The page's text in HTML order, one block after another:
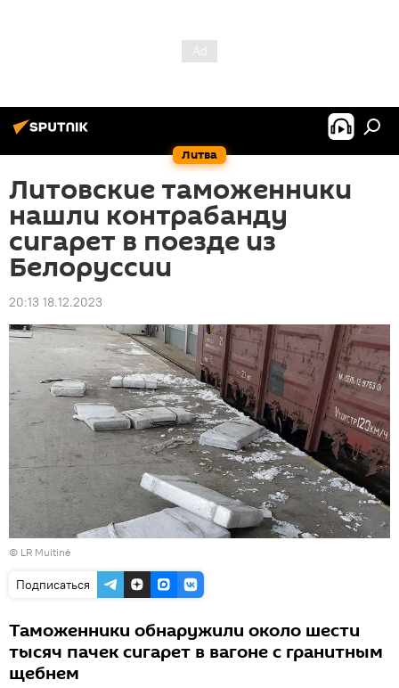
Литва
Литовские таможенники
нашли контрабанду
сигарет в поезде из
Белоруссии
20:13 18.12.2023
© LR Muitinė
Подписаться
Таможенники обнаружили около шести
тысяч пачек сигарет в вагоне с гранитным
щебнем